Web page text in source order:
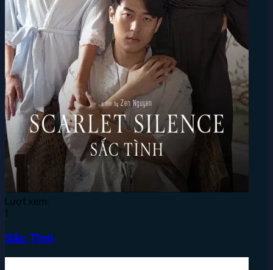
Lượt xem:
1
Sắc Tình